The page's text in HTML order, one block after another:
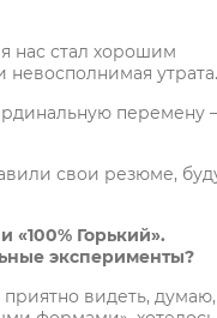
нас стал хорошим
утрата.
перемену –
свои резюме,
«100% Горький».
эксперименты?
видеть, думаю,